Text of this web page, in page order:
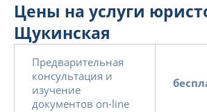
Цены на услуги
Щукинская
Предварительная
консультация и
изучение
документов on-line